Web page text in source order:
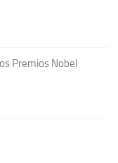
Premios Nobel